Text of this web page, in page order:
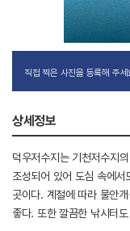
직접 찍은 사진을 등록해 주세
상세정보
덕우저수지는 기천저수지
조성되어 있어 도심 속에
곳이다. 계절에 따라 물안
좋다. 또한 깔끔한 낚시터